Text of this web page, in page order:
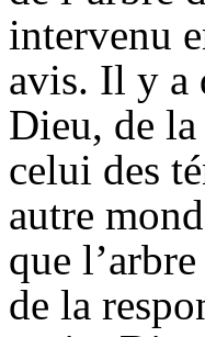
intervenu
avis. Il y a
Dieu, de
celui des
autre
que
de la